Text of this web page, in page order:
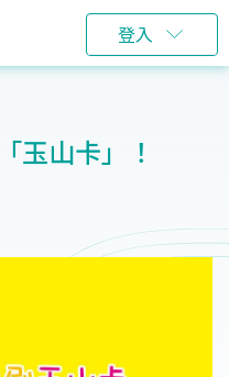
登入
山卡」！